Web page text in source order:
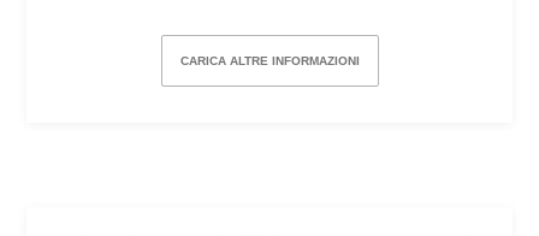
CARICA ALTRE INFORMAZIONI